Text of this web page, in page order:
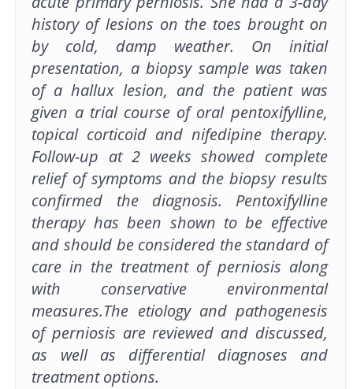
history of lesions on the toes brought on
by cold, damp weather. On initial
presentation, a biopsy sample was taken
of a hallux lesion, and the patient was
given a trial course of oral pentoxifylline,
topical corticoid and nifedipine therapy.
Follow-up at 2 weeks showed complete
relief of symptoms and the biopsy results
confirmed the diagnosis. Pentoxifylline
therapy has been shown to be effective
and should be considered the standard of
care in the treatment of perniosis along
with conservative environmental
measures.The etiology and pathogenesis
of perniosis are reviewed and discussed,
as well as differential diagnoses and
treatment options.